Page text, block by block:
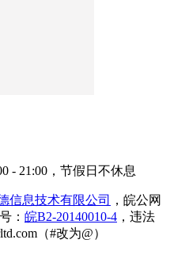
- 21:00，节假日不休息
信息技术有限公司
，皖公网
： 皖B2-20140010-4 ，违法
（#改为@）